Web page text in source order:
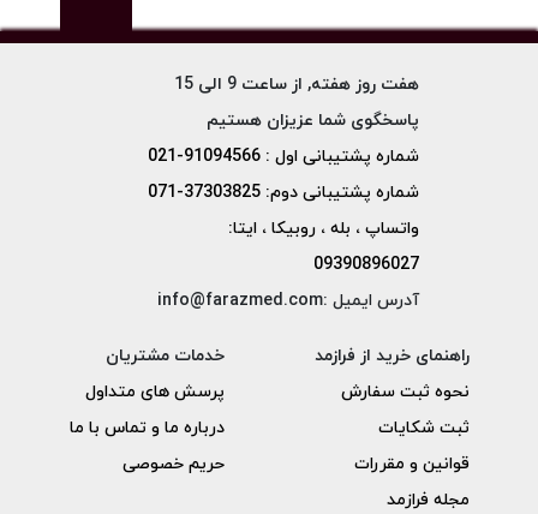
هفت روز هفته, از ساعت 9 الی 15
پاسخگوی شما عزیزان هستیم
شماره پشتیبانی اول : 91094566-021
شماره پشتیبانی دوم: 37303825-071
واتساپ ، بله ، روبیکا ، ایتا:
09390896027
آدرس ایمیل :info@farazmed.com
راهنمای خرید از فرازمد
نحوه ثبت سفارش
ثبت شکایات
قوانین و مقررات
مجله فرازمد
خدمات مشتریان
پرسش های متداول
درباره ما و تماس با ما
حریم خصوصی